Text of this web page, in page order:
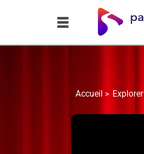
Accueil Explorer